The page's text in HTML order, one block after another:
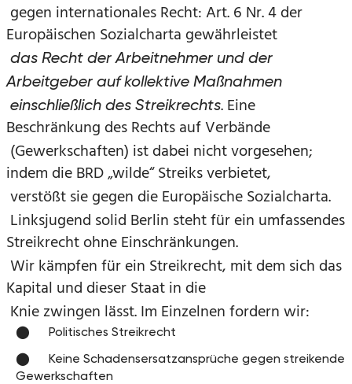
gegen internationales Recht: Art. 6 Nr. 4 der
Europäischen Sozialcharta gewährleistet
das Recht der Arbeitnehmer und der
Arbeitgeber auf kollektive Maßnahmen
einschließlich des Streikrechts. Eine
Beschränkung des Rechts auf Verbände
(Gewerkschaften) ist dabei nicht vorgesehen;
indem die BRD „wilde“ Streiks verbietet,
verstößt sie gegen die Europäische Sozialcharta.
Linksjugend solid Berlin steht für ein umfassendes
Streikrecht ohne Einschränkungen.
Wir kämpfen für ein Streikrecht, mit dem sich das
Kapital und dieser Staat in die
Knie zwingen lässt. Im Einzelnen fordern wir:
Politisches Streikrecht
Keine Schadensersatzansprüche gegen streikende
Gewerkschaften